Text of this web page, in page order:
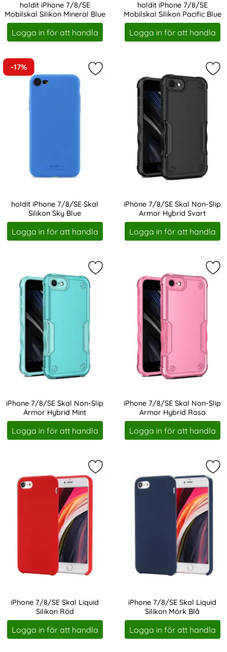
holdit iPhone 7/8/SE
Mobilskal Silikon Mineral Blue
Art. nr 203816
Logga in för att handla
holdit iPhone 7/8/SE
Mobilskal Silikon Pacific Blue
Art. nr 203837
Logga in för att handla
-17%
holdit iPhone 7/8/SE Skal
Silikon Sky Blue
Art. nr 204373
Logga in för att handla
Markera holdit iPhone 7/8/SE Skal
iPhone 7/8/SE Skal Non-Slip
Armor Hybrid Svart
Art. nr 204608
Logga in för att handla
iPhone 7/8/SE Skal Non-Slip
Armor Hybrid Mint
Art. nr 204612
Logga in för att handla
Markera iPhone 7/8/SE Skal Non-
iPhone 7/8/SE Skal Non-Slip
Armor Hybrid Rosa
Art. nr 204613
Logga in för att handla
iPhone 7/8/SE Skal Liquid
Silikon Röd
Art. nr 204631
Logga in för att handla
Markera iPhone 7/8/SE Skal
iPhone 7/8/SE Skal Liquid
Silikon Mörk Blå
Art. nr 204632
Logga in för att handla